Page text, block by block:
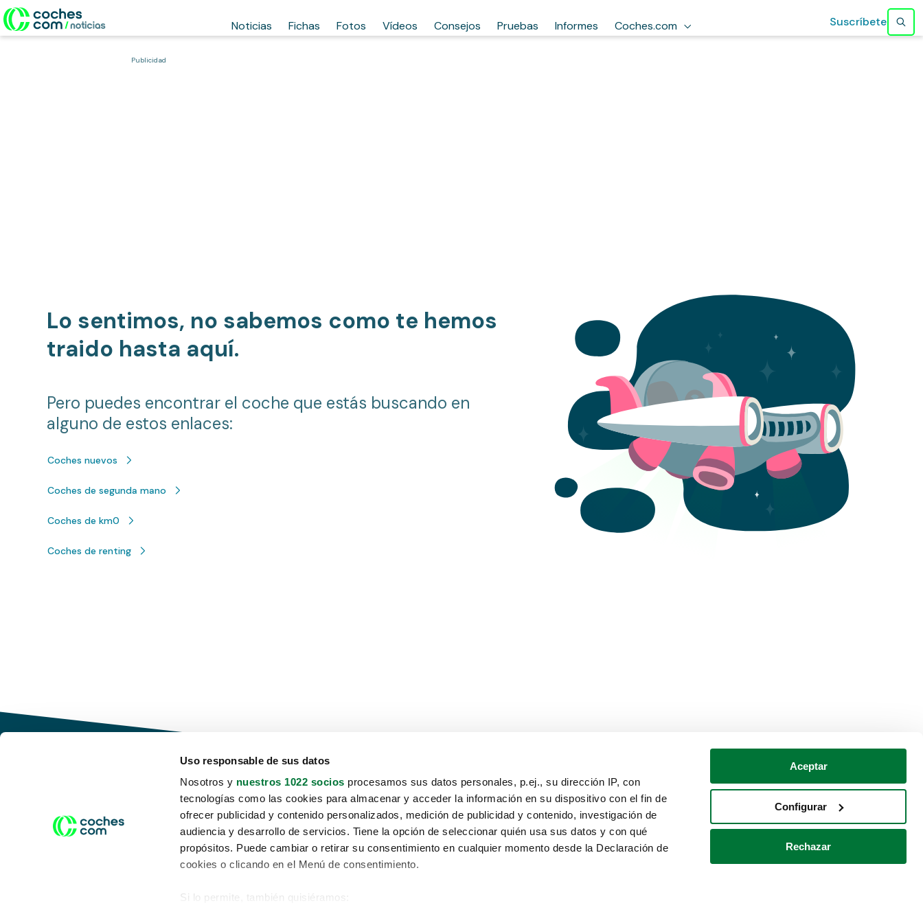
Uso responsable de sus datos
Nosotros y nuestros 1022 socios procesamos sus datos personales, p.ej., su dirección IP, con
tecnologías como las cookies para almacenar y acceder la información en su dispositivo con el fin de
ofrecer publicidad y contenido personalizados, medición de publicidad y contenido, investigación de
audiencia y desarrollo de servicios. Tiene la opción de seleccionar quién usa sus datos y con qué
propósitos. Puede cambiar o retirar su consentimiento en cualquier momento desde la Declaración de
cookies o clicando en el Menú de consentimiento.
Si lo permite, también quisiéramos:
Aceptar
Configurar
Rechazar
Noticias Fichas Fotos Vídeos Consejos Pruebas Informes Coches.com Suscríbete
Publicidad
Lo sentimos, no sabemos como te hemos
traido hasta aquí.
Pero puedes encontrar el coche que estás buscando en
alguno de estos enlaces:
Coches nuevos
Coches de segunda mano
Coches de km0
Coches de renting
Conduce tu futuro,
desata tu movilidad